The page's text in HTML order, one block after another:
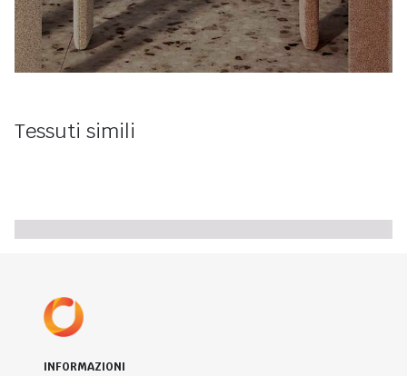
Tessuti simili
INFORMAZIONI